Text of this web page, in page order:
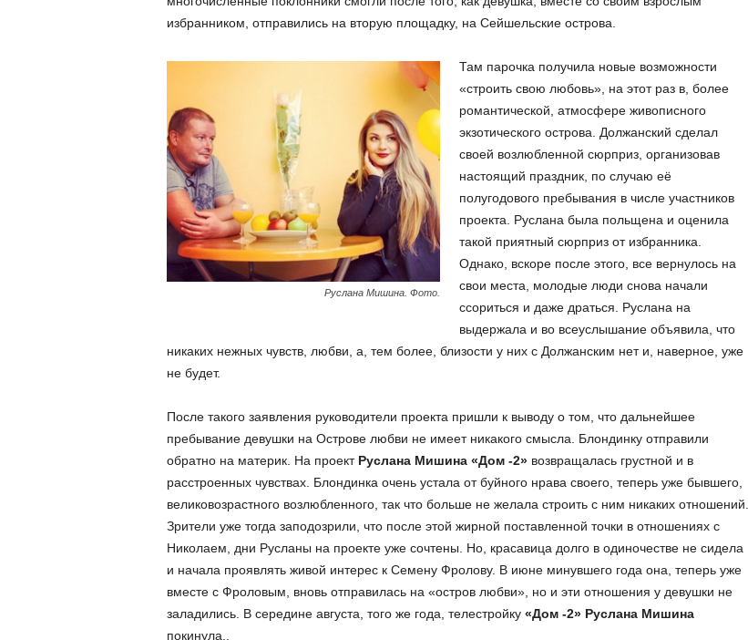
избранником, отправились на вторую площадку, на Сейшельские острова.
Руслана Мишина. Фото.
Там парочка получила новые возможности
«строить свою любовь», на этот раз в, более
романтической, атмосфере живописного
экзотического острова. Должанский сделал
своей возлюбленной сюрприз, организовав
настоящий праздник, по случаю её
полугодового пребывания в числе участников
проекта. Руслана была польщена и оценила
такой приятный сюрприз от избранника.
Однако, вскоре после этого, все вернулось на
свои места, молодые люди снова начали
ссориться и даже драться. Руслана на
выдержала и во всеуслышание объявила, что
никаких нежных чувств, любви, а, тем более, близости у них с Должанским нет и, наверное, уже
не будет.
После такого заявления руководители проекта пришли к выводу о том, что дальнейшее
пребывание девушки на Острове любви не имеет никакого смысла. Блондинку отправили
обратно на материк. На проект Руслана Мишина «Дом -2»возвращалась грустной и в
расстроенных чувствах. Блондинка очень устала от буйного нрава своего, теперь уже бывшего,
великовозрастного возлюбленного, так что больше не желала строить с ним никаких отношений.
Зрители уже тогда заподозрили, что после этой жирной поставленной точки в отношениях с
Николаем, дни Русланы на проекте уже сочтены. Но, красавица долго в одиночестве не сидела
и начала проявлять живой интерес к Семену Фролову. В июне минувшего года она, теперь уже
вместе с Фроловым, вновь отправилась на «остров любви», но и эти отношения у девушки не
заладились. В середине августа, того же года, телестройку «Дом -2» Руслана Мишина
покинула..